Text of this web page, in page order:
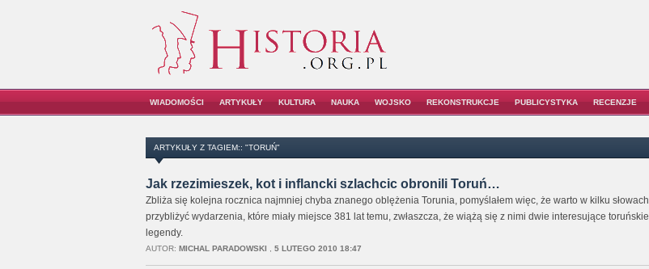
WIADOMOŚCI ARTYKUŁY KULTURA NAUKA WOJSKO REKONSTRUKCJE PUBLICYSTYKA RECENZJE
ARTYKUŁY Z TAGIEM:: "TORUŃ"
Jak rzezimieszek, kot i inflancki szlachcic obronili Toruń…
Zbliża się kolejna rocznica najmniej chyba znanego oblężenia Torunia, pomyślałem więc, że warto w kilku słowach
przybliżyć wydarzenia, które miały miejsce 381 lat temu, zwłaszcza, że wiążą się z nimi dwie interesujące toruńskie
legendy.
AUTOR: MICHAL PARADOWSKI 5 LUTEGO 2010 18:47